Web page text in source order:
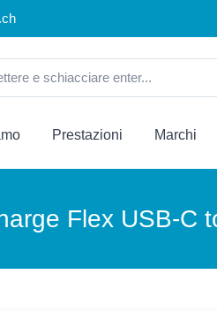
Prestazioni Marchi
Flex USB-C